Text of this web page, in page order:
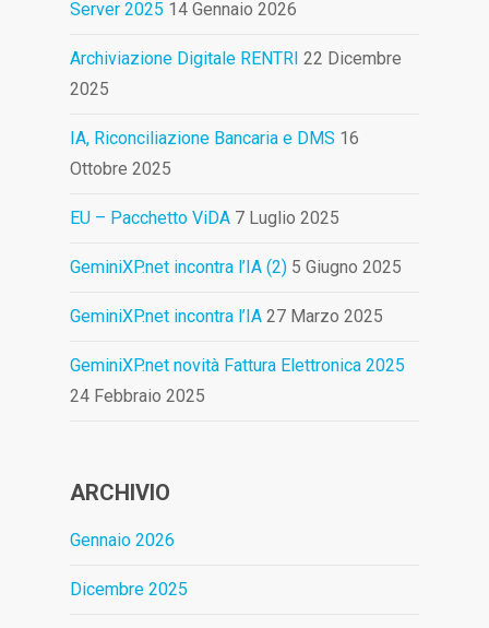
Server 2025 14 Gennaio 2026
Archiviazione Digitale RENTRI 22 Dicembre
2025
IA, Riconciliazione Bancaria e DMS 16
Ottobre 2025
EU – Pacchetto ViDA 7 Luglio 2025
GeminiXP.net incontra l’IA (2) 5 Giugno 2025
GeminiXP.net incontra l’IA 27 Marzo 2025
GeminiXP.net novità Fattura Elettronica 2025
24 Febbraio 2025
ARCHIVIO
Gennaio 2026
Dicembre 2025